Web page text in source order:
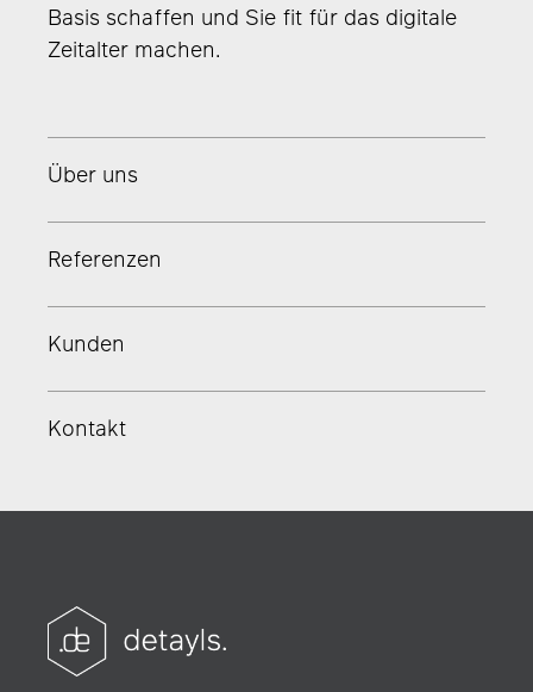
Basis schaffen und Sie fit für das digitale
Zeitalter machen.
Über uns
Referenzen
Kunden
Kontakt